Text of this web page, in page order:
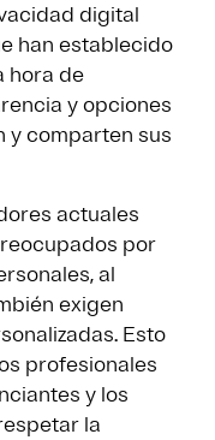
digital
han establecido
hora de
y opciones
y comparten sus
actuales
por
al
exigen
Esto
profesionales
y los
la